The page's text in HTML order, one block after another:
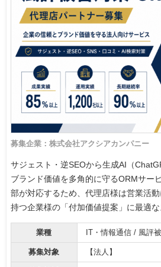
募集企業：株式会社アクシアカンパニー
サジェスト・逆SEOから生成AI（
ブランド価値を多角的に守るORMサー
部が対応するため、代理店様は営業活
持つ企業様の「付加価値提案」に最適な
業種 IT・情報通信 / 風評
募集対象 【法人】